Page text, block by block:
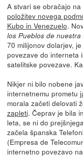
A stvari se obračajo
položitev novega
Kubo in Venezuelo.
los Pueblos de nuestra
70 milijonov dolarjev,
povezave do interneta
satelitske povezave.
Nikjer ni bilo nobene
internetnemu prometu
morala začeti delovati
zapleti. Čeprav je bila
leta, se ni do
začela španska
(Empresa de
internetno povezavo